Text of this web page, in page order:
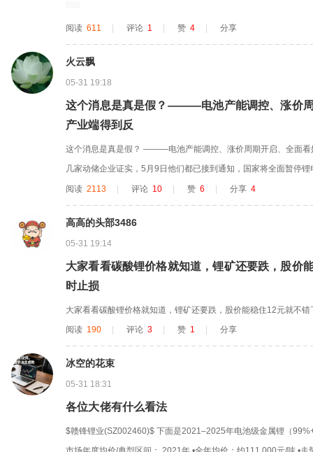
阅读 611 | 评论 1 | 赞 4 | 分享
火云飘
05-31 19:18
这个消息是真是假？———电池产能调控、涨价
产业端得到反
这个消息是真是假？ ———电池产能调控、涨价周期开启、全面看
几家动储企业证实，5月9日他们都已接到通知，国家将全面暂停
能评、环评等审批工作。此前，国家及行业协会多次召开“反内卷”
开始控制电池新增产能，大超市场预期。
阅读 2113 | 评论 10 | 赞 6 | 分享 4
高高的头部3486
05-31 19:14
大家看看碳酸锂价格就知道，锂矿还要跌，股价
时止损
大家看看碳酸锂价格就知道，锂矿还要跌，股价能稳住12元就不错
阅读 190 评论 3 赞 1 分享
冰空的花束
05-31 18:31
各位大佬有什么看法
$赣锋锂业(SZ002460)$ 下面是2021–2025年电池级金属锂（